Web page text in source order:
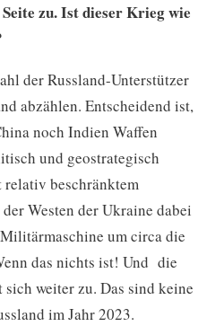
zu. Ist dieser Krieg wie
der Russland-Unterstützer
abzählen. Entscheidend ist,
noch Indien Waffen
und geostrategisch
beschränktem
Westen der Ukraine dabei
um circa die
das nichts ist! Und die
weiter zu. Das sind keine
im Jahr 2023.